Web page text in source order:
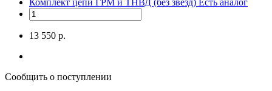
13 550 р.
Сообщить о поступлении